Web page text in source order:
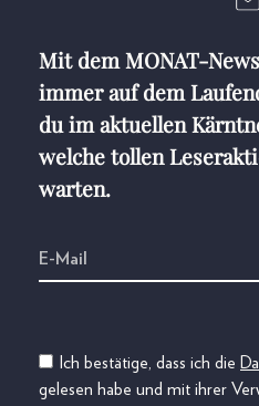
Mit dem MONAT-
immer auf dem
du im aktuellen
welche tollen
warten.
Ich bestätige, dass ich die
gelesen habe und mit ihrer